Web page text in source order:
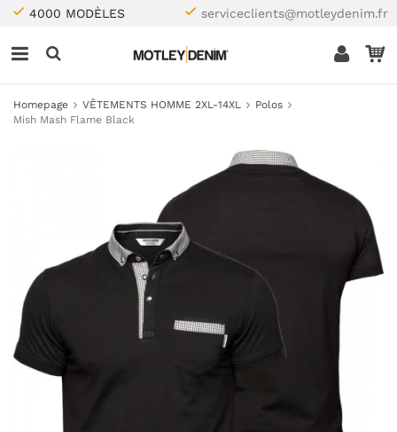
4000 MODÈLES serviceclients@motleydenim.fr
Homepage VÊTEMENTS HOMME 2XL-14XL
Polos
Mish Mash Flame Black